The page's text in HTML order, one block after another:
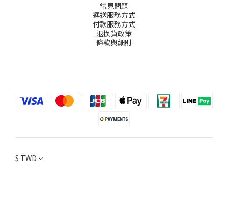
常見問題
運送服務方式
付款服務方式
退換貨政策
條款與細則
$ TWD